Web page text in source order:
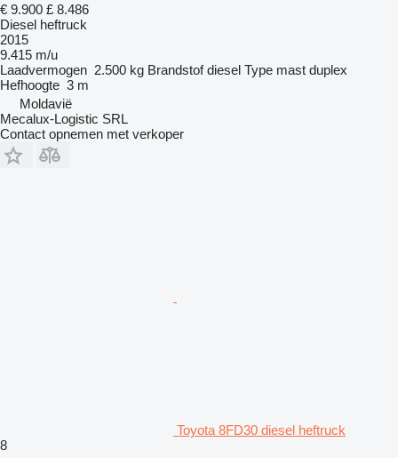
€ 9.900 £ 8.486
Diesel heftruck
2015
9.415 m/u
Laadvermogen 2.500 kg Brandstof diesel Type mast duplex
Hefhoogte 3 m
Moldavië
Mecalux-Logistic SRL
Contact opnemen met verkoper
Toyota 8FD30 diesel heftruck
8